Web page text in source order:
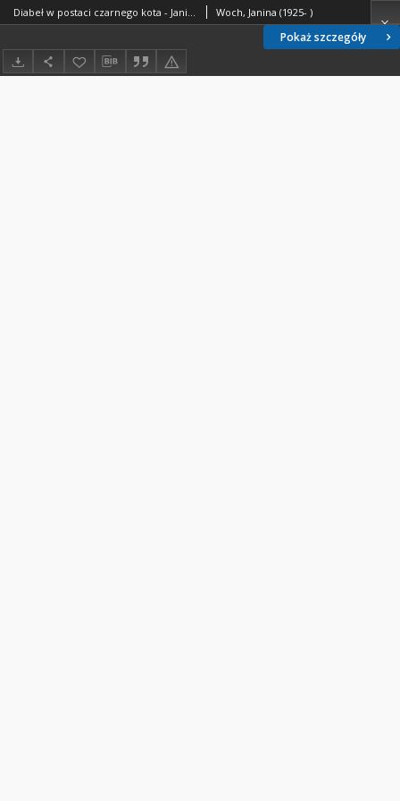
Pokaż szczegóły
Diabeł w postaci czarnego kota - Janina Woch - fragment relacji świadka historii [TEKST] Woch, Janina (1925- )